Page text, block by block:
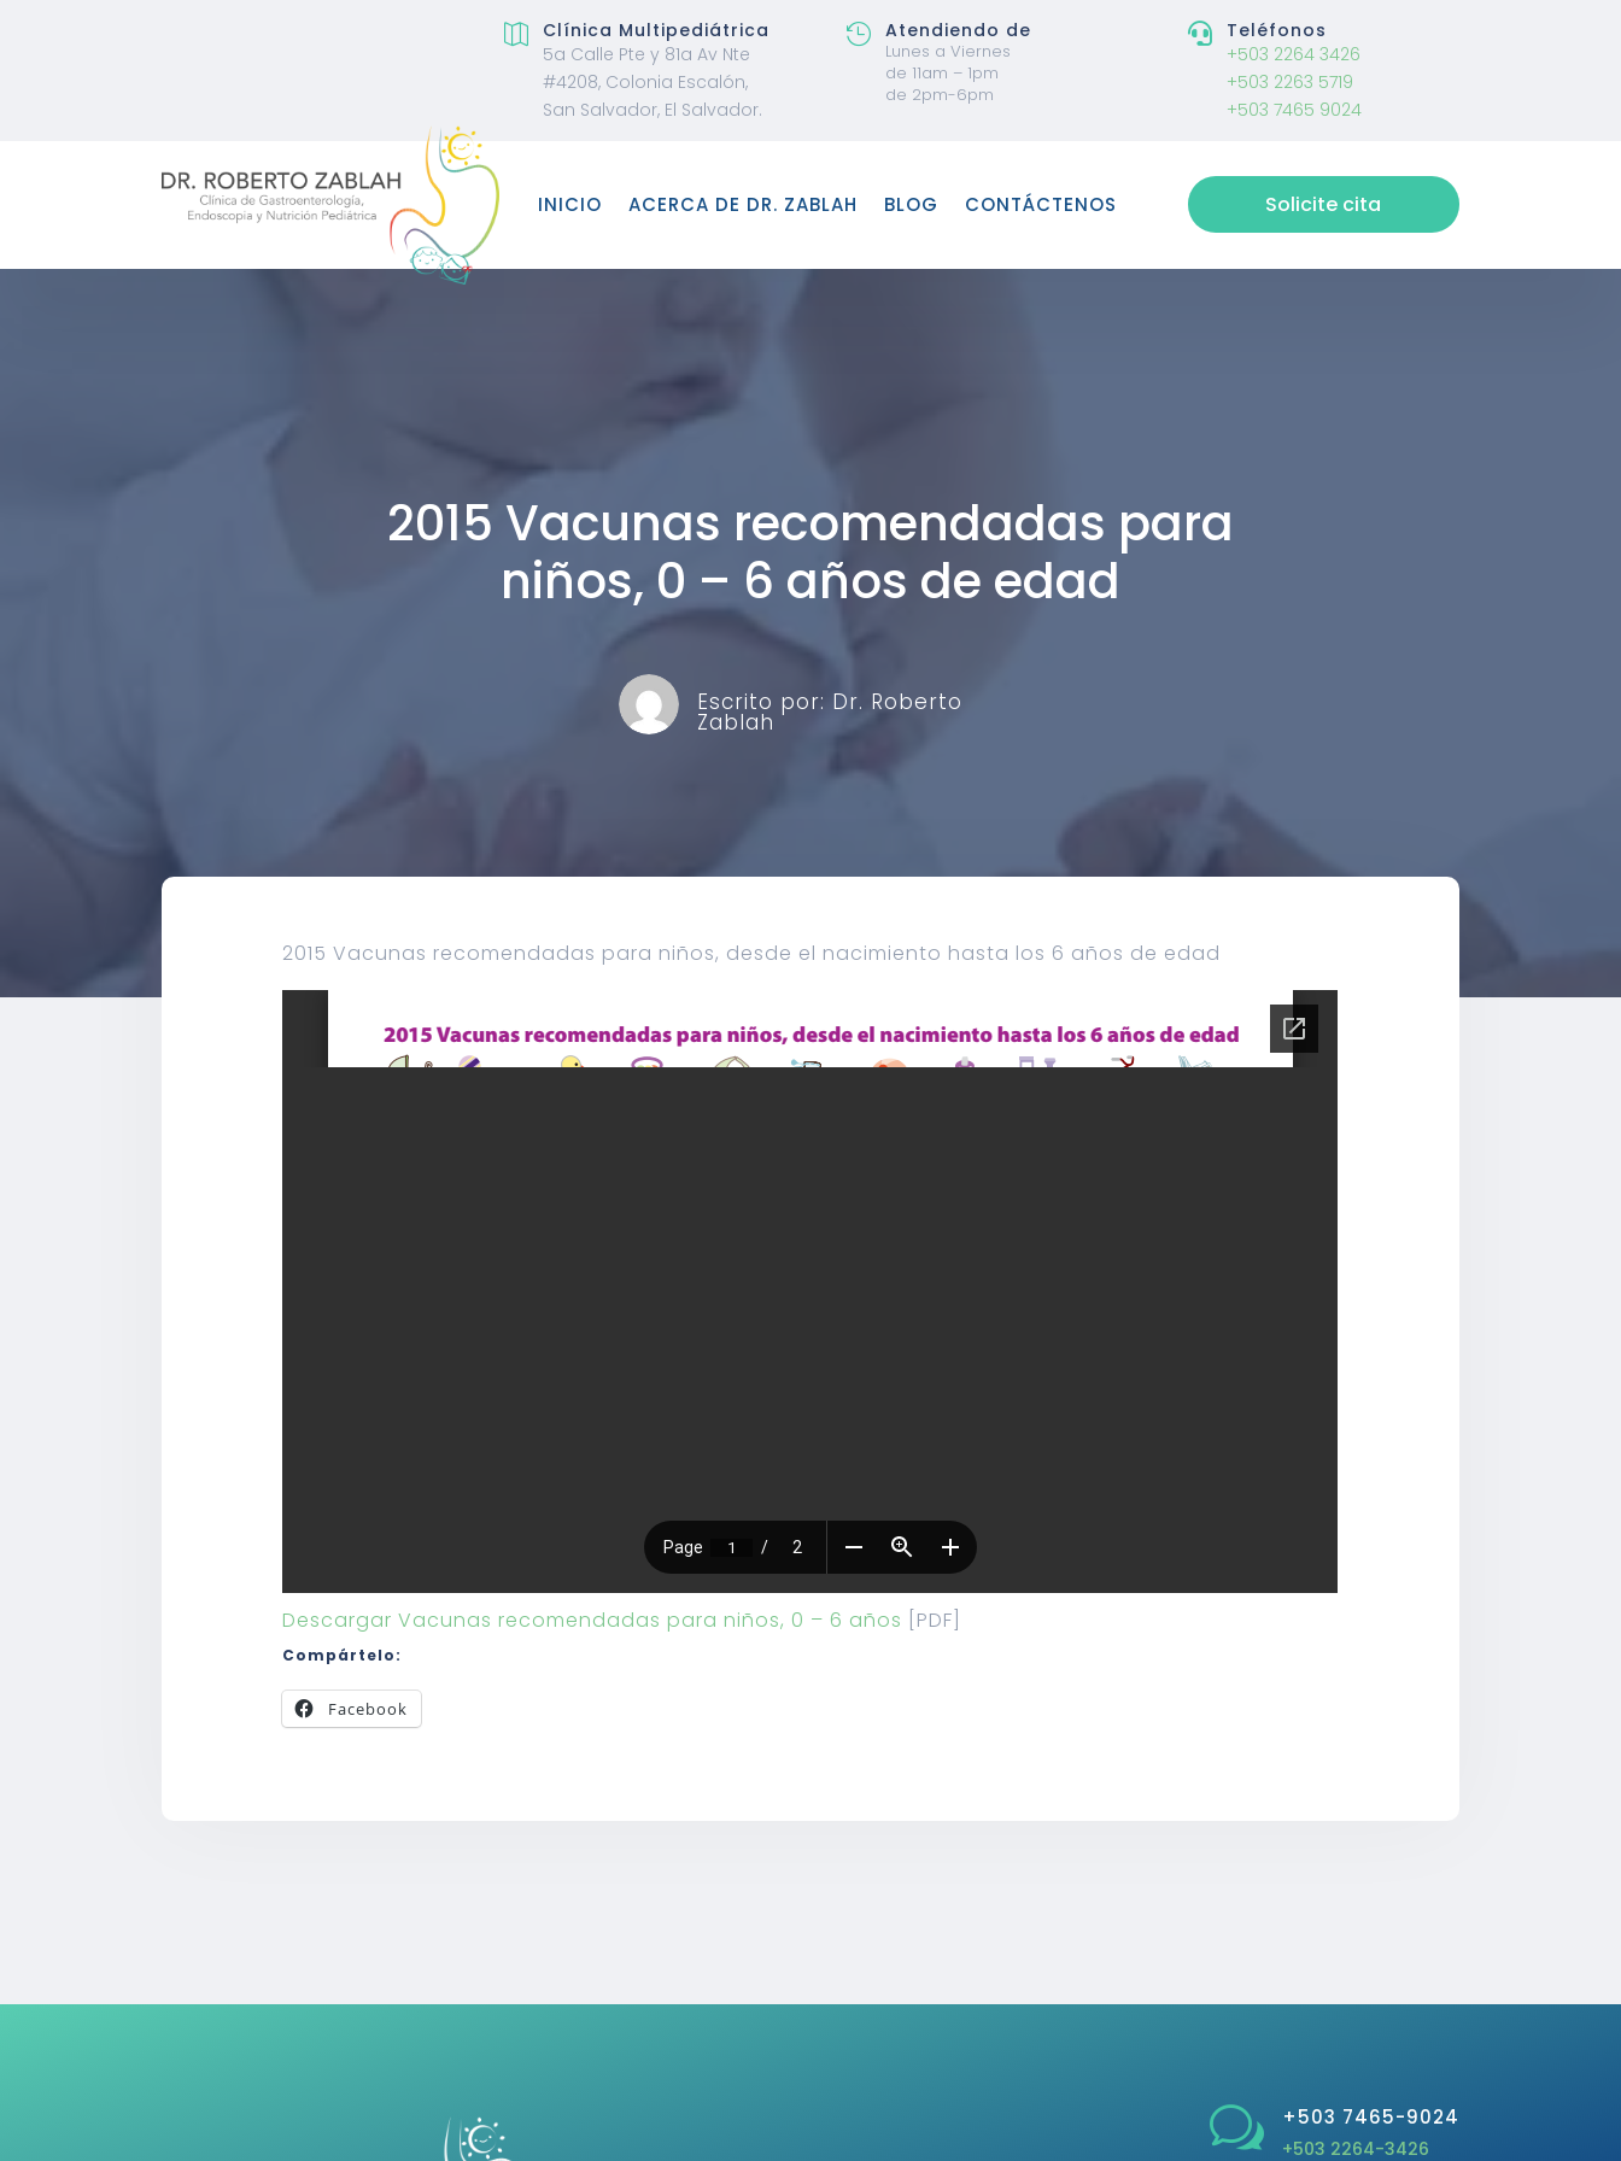

Clínica Multipediátrica
5a Calle Pte y 81a Av Nte
#4208, Colonia Escalón,
San Salvador, El Salvador.
 Atendiendo de
Lunes a Viernes
de 11am – 1pm
de 2pm-6pm

Teléfonos
+503 2264 3426
+503 2263 5719
+503 7465 9024
INICIO ACERCA DE DR. ZABLAH BLOG CONTÁCTENOS Solicite cita
2015 Vacunas recomendadas para
niños, 0 – 6 años de edad
Escrito por: Dr. Roberto
Zablah
2015 Vacunas recomendadas para niños, desde el nacimiento hasta los 6 años de edad
Descargar Vacunas recomendadas para niños, 0 – 6 años [PDF]
Compártelo:
Facebook
w +503 7465-9024
+503 2264-3426